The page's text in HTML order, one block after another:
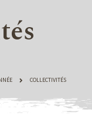
COLLECTIVITÉS